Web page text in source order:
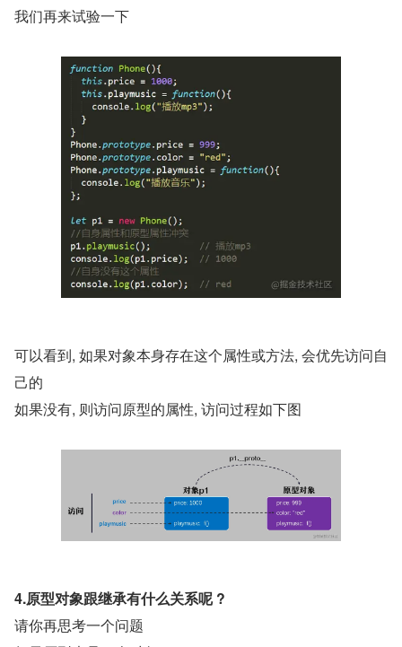
我们再来试验一下
可以看到, 如果对象本身存在这个属性或方法, 会优先访问自
己的
如果没有, 则访问原型的属性, 访问过程如下图
4.原型对象跟继承有什么关系呢 ?
请你再思考一个问题